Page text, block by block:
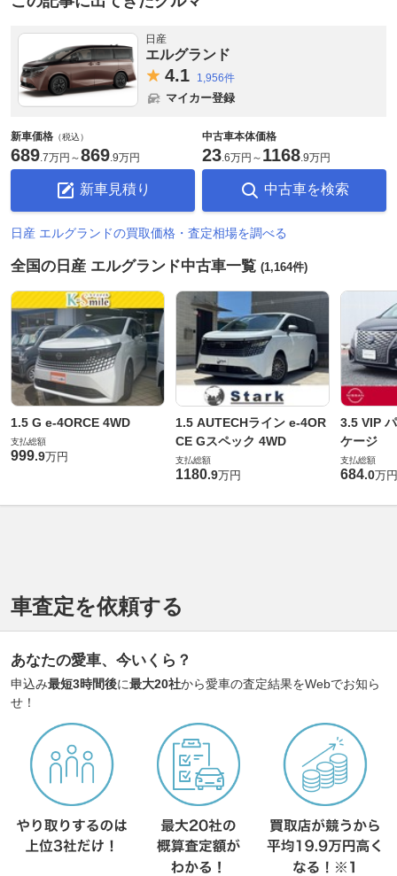
日産
エルグランド
4.1 1,956件
マイカー登録
新車価格 （税込）
689.7万円 ～869.9万円
新車見積り
中古車本体価格
23.6万円 ～ 1168.9万円
中古車を検索
日産 エルグランドの買取価格・査定相場を調べる
全国の日産 エルグランド中古車一覧 (1,164件)
1.5 G e-4ORCE 4WD
支払総額
999.9万円
1.5 AUTECHライン e-4OR
CE Gスペック 4WD
支払総額
1180.9万円
3.5 VIP
ケージ
支払総額
684.0万円
車査定を依頼する
あなたの愛車、今いくら？
申込み最短3時間後に最大20社から愛車の査定結果をWebでお知ら
せ！